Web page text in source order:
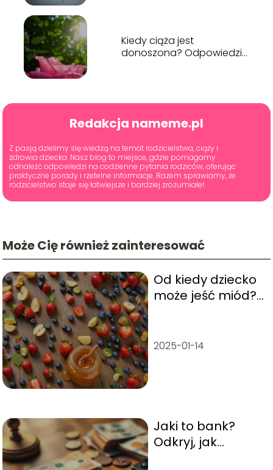
Kiedy ciąża jest
donoszona? Odpowiedzi
Redakcja nameme.pl
Z pasją dzielimy się wiedzą na temat rodzicielstwa, ciąży i
zdrowia dziecka. Nasz blog to miejsce, gdzie pomagamy
odnaleźć odpowiedzi na codzienne pytania rodziców, oferując
praktyczne porady i rzetelne informacje. Razem sprawiamy, że
rodzicielstwo staje się łatwiejsze i bardziej zrozumiałe!
Może Cię również zainteresować
Od kiedy dziecko
może jeść miód?
2025-01-14
Jaki to bank?
Odkryj, jak